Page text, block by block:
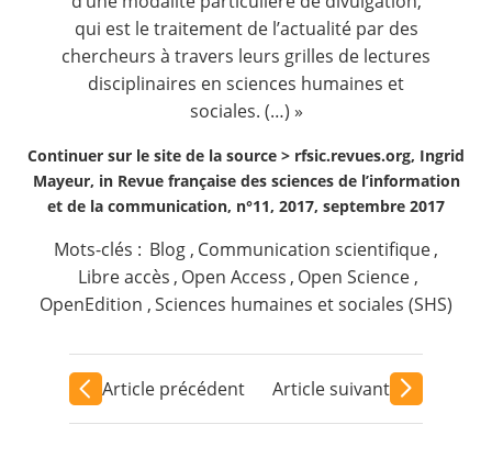
qui est le traitement de l’actualité par des
chercheurs à travers leurs grilles de lectures
disciplinaires en sciences humaines et
sociales. (…) »
Continuer sur le site de la source > rfsic.revues.org, Ingrid
Mayeur, in Revue française des sciences de l’information
et de la communication, n°11, 2017, septembre 2017
Mots-clés : Blog , Communication scientifique,
Libre accès , Open Access , Open Science ,
OpenEdition ,Sciences humaines et sociales (SHS)
Article précédent Article suivant